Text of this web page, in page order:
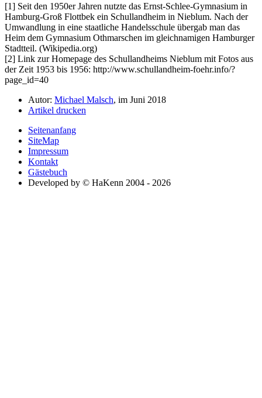
[1] Seit den 1950er Jahren nutzte das Ernst-Schlee-Gymnasium in
Hamburg-Groß Flottbek ein Schullandheim in Nieblum. Nach der
Umwandlung in eine staatliche Handelsschule übergab man das
Heim dem Gymnasium Othmarschen im gleichnamigen Hamburger
Stadtteil. (Wikipedia.org)
[2] Link zur Homepage des Schullandheims Nieblum mit Fotos aus
der Zeit 1953 bis 1956: http://www.schullandheim-foehr.info/?
page_id=40
Autor: Michael Malsch, im Juni 2018
Artikel drucken
Seitenanfang
SiteMap
Impressum
Kontakt
Gästebuch
Developed by © HaKenn 2004 - 2026